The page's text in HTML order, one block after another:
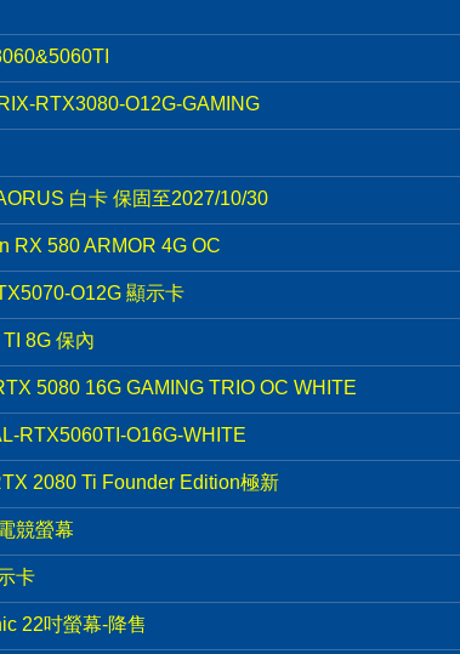
RTX3080-O12G-GAMING
白卡 保固至2027/10/30
RX 580 ARMOR 4G OC
O12G 顯示卡
8G 保內
5080 16G GAMING TRIO OC WHITE
RTX5060TI-O16G-WHITE
2080 Ti Founder Edition極新
競螢幕
卡
22吋螢幕-降售